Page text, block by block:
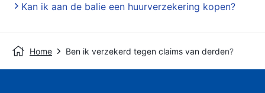
Kan ik aan de balie een huurverzekering kopen?
Home Ben ik verzekerd tegen claims van derden?